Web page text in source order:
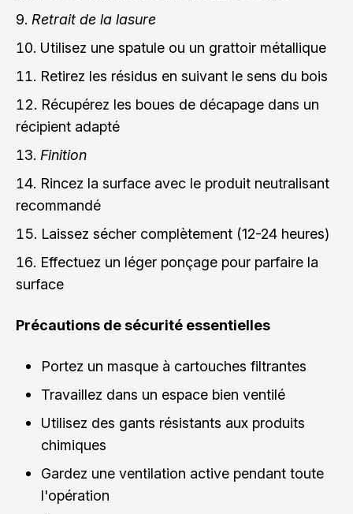
Retrait de la lasure
Utilisez une spatule ou un grattoir métallique
Retirez les résidus en suivant le sens du bois
Récupérez les boues de décapage dans un
récipient adapté
Finition
Rincez la surface avec le produit neutralisant
recommandé
Laissez sécher complètement (12-24 heures)
Effectuez un léger ponçage pour parfaire la
surface
Précautions de sécurité essentielles
Portez un masque à cartouches filtrantes
Travaillez dans un espace bien ventilé
Utilisez des gants résistants aux produits
chimiques
Gardez une ventilation active pendant toute
l'opération